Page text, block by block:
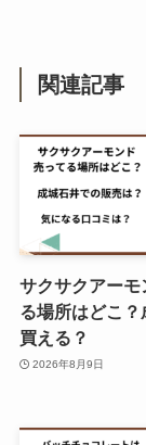
関連記事
サクサクアーモ
る場所はどこ？
買える？
2026年8月9日